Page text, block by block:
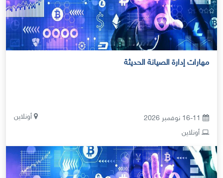
مهارات إدارة الصيانة الحديثة
أونلاين
أونلاين